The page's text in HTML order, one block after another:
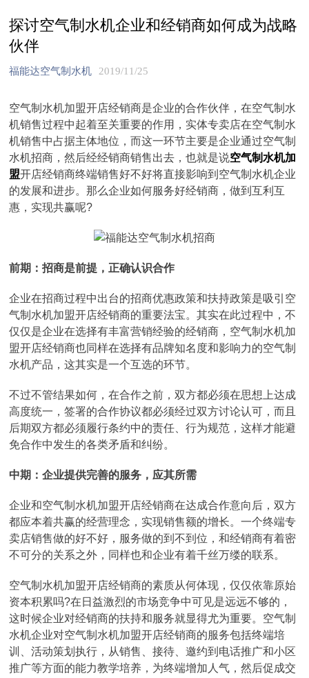
探讨空气制水机企业和经销商如何成为战略
伙伴
福能达空气制水机 2019/11/25
空气制水机加盟开店经销商是企业的合作伙伴，在空气制水
机销售过程中起着至关重要的作用，实体专卖店在空气制水
机销售中占据主体地位，而这一环节主要是企业通过空气制
水机招商，然后经经销商销售出去，也就是说空气制水机加
盟开店经销商终端销售好不好将直接影响到空气制水机企业
的发展和进步。那么企业如何服务好经销商，做到互利互
惠，实现共赢呢?
前期：招商是前提，正确认识合作
企业在招商过程中出台的招商优惠政策和扶持政策是吸引空
气制水机加盟开店经销商的重要法宝。其实在此过程中，不
仅仅是企业在选择有丰富营销经验的经销商，空气制水机加
盟开店经销商也同样在选择有品牌知名度和影响力的空气制
水机产品，这其实是一个互选的环节。
不过不管结果如何，在合作之前，双方都必须在思想上达成
高度统一，签署的合作协议都必须经过双方讨论认可，而且
后期双方都必须履行条约中的责任、行为规范，这样才能避
免合作中发生的各类矛盾和纠纷。
中期：企业提供完善的服务，应其所需
企业和空气制水机加盟开店经销商在达成合作意向后，双方
都应本着共赢的经营理念，实现销售额的增长。一个终端专
卖店销售做的好不好，服务做的到不到位，和经销商有着密
不可分的关系之外，同样也和企业有着千丝万缕的联系。
空气制水机加盟开店经销商的素质从何体现，仅仅依靠原始
资本积累吗?在日益激烈的市场竞争中可见是远远不够的，
这时候企业对经销商的扶持和服务就显得尤为重要。空气制
水机企业对空气制水机加盟开店经销商的服务包括终端培
训、活动策划执行，从销售、接待、邀约到电话推广和小区
推广等方面的能力教学培养，为终端增加人气，然后促成交